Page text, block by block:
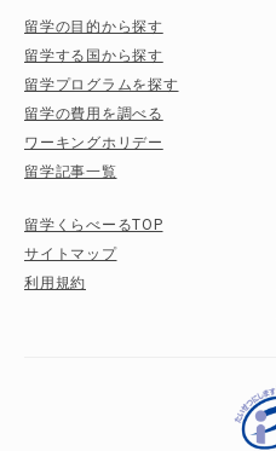
留学の目的から探す
留学する国から探す
留学プログラムを探す
留学の費用を調べる
ワーキングホリデー
留学記事一覧
留学くらべーるTOP
サイトマップ
利用規約